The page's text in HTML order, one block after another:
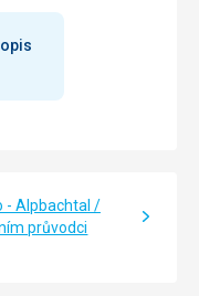
- Alpbachtal /
průvodci